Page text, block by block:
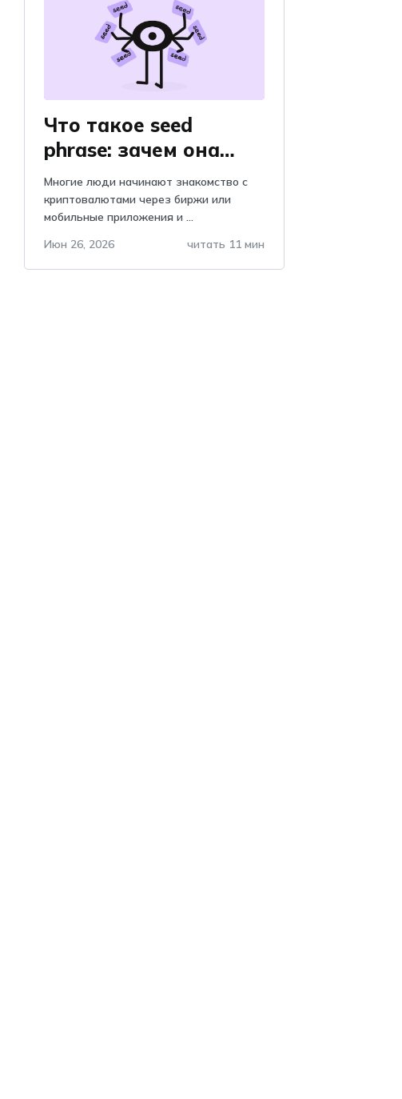
Что такое seed
phrase: зачем она
нужна, объяснение и
важность, почему
нельзя хранить в
telegram?
Многие люди начинают знакомство с
криптовалютами через биржи или
мобильные приложения и ...
Июн 26, 2026
читать 11 мин